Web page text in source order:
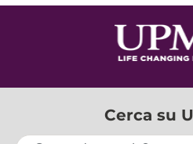
Cerca su